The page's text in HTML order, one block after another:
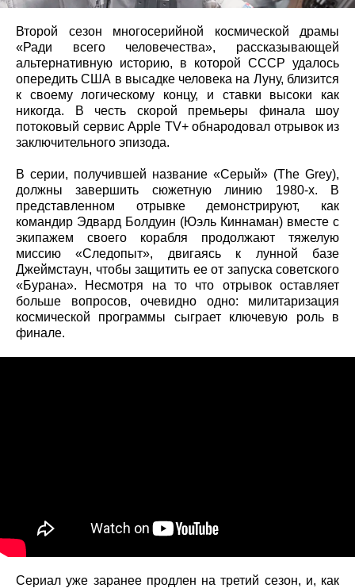
Второй сезон многосерийной космической драмы
«Ради всего человечества», рассказывающей
альтернативную историю, в которой СССР удалось
опередить США в высадке человека на Луну, близится
к своему логическому концу, и ставки высоки как
никогда. В честь скорой премьеры финала шоу
потоковый сервис Apple TV+ обнародовал отрывок из
заключительного эпизода.
В серии, получившей название «Серый» (The Grey),
должны завершить сюжетную линию 1980-х. В
представленном отрывке демонстрируют, как
командир Эдвард Болдуин (Юэль Киннаман) вместе с
экипажем своего корабля продолжают тяжелую
миссию «Следопыт», двигаясь к лунной базе
Джеймстаун, чтобы защитить ее от запуска советского
«Бурана». Несмотря на то что отрывок оставляет
больше вопросов, очевидно одно: милитаризация
космической программы сыграет ключевую роль в
финале.
Сериал уже заранее продлен на третий сезон, и, как